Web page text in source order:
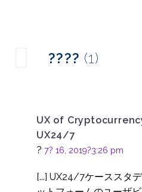
RBS、ユーザビリ
ーチを解き明かす
UX247研究者から
察
26 9? 2023
ユーザビリティテ
（形成的および総
15 2? 2017
タスクベースリ
???? (1)
UX of
UX24/7
? 7? 16, 2019?3:26 pm
[...] UX24/7ケーススタ